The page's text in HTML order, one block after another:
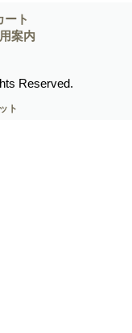
ート
案内
Reserved.
ト